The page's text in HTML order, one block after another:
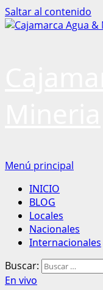
Saltar al contenido
Menú principal
INICIO
BLOG
Locales
Nacionales
Internacionales
Buscar:
En vivo